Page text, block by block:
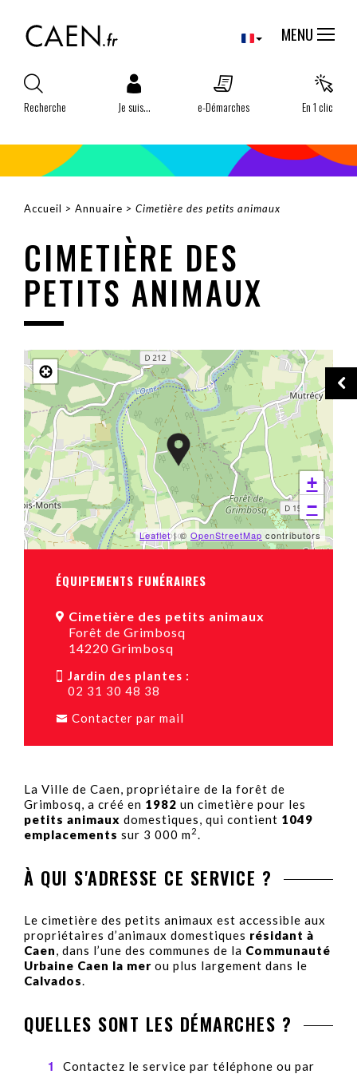
contenu
MENU
Recherche Je suis... e-Démarches En 1 clic
D'ARIANE
Accueil Annuaire Cimetière des petits animaux
CIMETIÈRE DES
PETITS ANIMAUX
+
−
Leaflet| © OpenStreetMap contributors
ÉQUIPEMENTS FUNÉRAIRES
Cimetière des petits animaux
Forêt de Grimbosq
14220 Grimbosq
Jardin des plantes :
02 31 30 48 38
Contacter par mail
La Ville de Caen, propriétaire de la forêt de
Grimbosq, a créé en 1982 un cimetière pour les
petits animaux domestiques, qui contient 1049
emplacements sur 3 000 m2.
À QUI S'ADRESSE CE SERVICE ?
Le cimetière des petits animaux est accessible aux
propriétaires d’animaux domestiques résidant à
Caen, dans l’une des communes de la Communauté
Urbaine Caen la mer ou plus largement dans le
Calvados.
QUELLES SONT LES DÉMARCHES ?
Contactez le service par téléphone ou par